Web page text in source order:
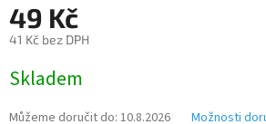
49 Kč
41 Kč bez DPH
cena:
Skladem
Můžeme doručit do: 10.8.2026 Možnosti